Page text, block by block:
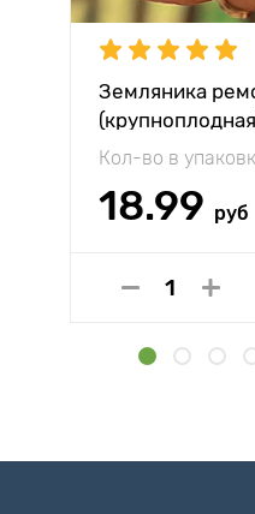
Земляника
Кол-во в
18.99 руб